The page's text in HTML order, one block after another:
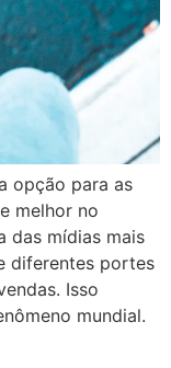
opção para as
melhor no
das mídias mais
diferentes portes
Isso
mundial.